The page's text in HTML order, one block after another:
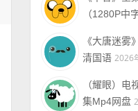
（1280P中
《大唐迷雾
清国语 2026
（耀眼）
集Mp4网盘